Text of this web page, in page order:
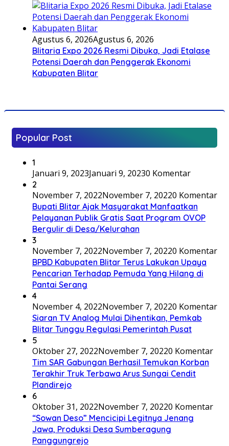
Agustus 6, 2026Agustus 6, 2026
Blitaria Expo 2026 Resmi Dibuka, Jadi Etalase
Potensi Daerah dan Penggerak Ekonomi
Kabupaten Blitar
Popular Post
1
Januari 9, 2023Januari 9, 20230 Komentar
2
November 7, 2022November 7, 20220 Komentar
Bupati Blitar Ajak Masyarakat Manfaatkan
Pelayanan Publik Gratis Saat Program OVOP
Bergulir di Desa/Kelurahan
3
November 7, 2022November 7, 20220 Komentar
BPBD Kabupaten Blitar Terus Lakukan Upaya
Pencarian Terhadap Pemuda Yang Hilang di
Pantai Serang
4
November 4, 2022November 7, 20220 Komentar
Siaran TV Analog Mulai Dihentikan, Pemkab
Blitar Tunggu Regulasi Pemerintah Pusat
5
Oktober 27, 2022November 7, 20220 Komentar
Tim SAR Gabungan Berhasil Temukan Korban
Terakhir Truk Terbawa Arus Sungai Cendit
Plandirejo
6
Oktober 31, 2022November 7, 20220 Komentar
“Sowan Deso” Mencicipi Legitnya Jenang
Jawa, Produksi Desa Sumberagung
Panggungrejo